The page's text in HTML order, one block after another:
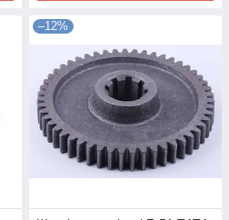
–12%